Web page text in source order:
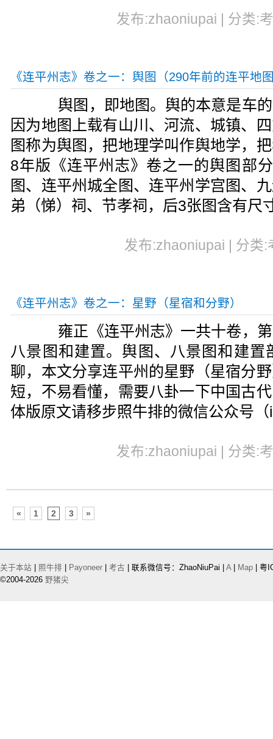
发布:zhaoniupai | 分类:
《连平州志》卷之一：舆图（290年前的连平地
舆图，即地图。舆的本意是车的
因为地图上载有山川、河流、城镇、
图称为舆图，把地理学叫作舆地学，
8年版《连平州志》卷之一的舆图部
图、连平州城全图、连平州学宫图、
弟（悌）祠、节孝祠，后3张图含有尺
发布:zhaoniupai | 分类
《连平州志》卷之一：星野（星宿和分野）
雍正《连平州志》一共十卷，第
八景图和建置。舆图、八景图和建置
聊，本文分享连平州的星野（星宿分
短，不易看懂，需要八卦一下中国古
体版原文请移步照牛排的微信公众号
发布:zhaoniupai | 分类:
« 1 2 3 »
关于本站 照牛排 Payoneer 考古 | 联系微信号：ZhaoNiuPai | A| Map | 粤
©2004-2026 野猪尖